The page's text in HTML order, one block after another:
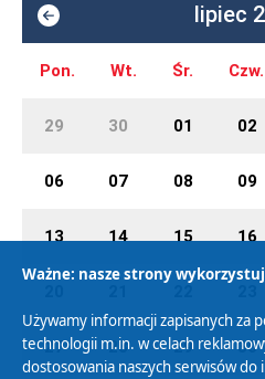
lipiec
Pon. Wt. Śr. Czw.
29 30 01 02
06 07 08 09
13 14 15 16
27 28 29 30
Ważne: nasze strony
Używamy informacji zapisanych za
technologii m.in. w celach
dostosowania naszych serwisów